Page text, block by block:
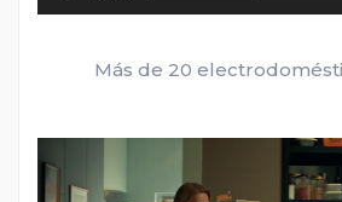
Más de 20